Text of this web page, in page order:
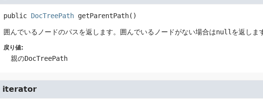
public DocTreePath getParentPath()
囲んでいるノードのパスを返します。囲んでいるノードがない場合はnull を返しま
戻り値:
親のDocTreePath
iterator